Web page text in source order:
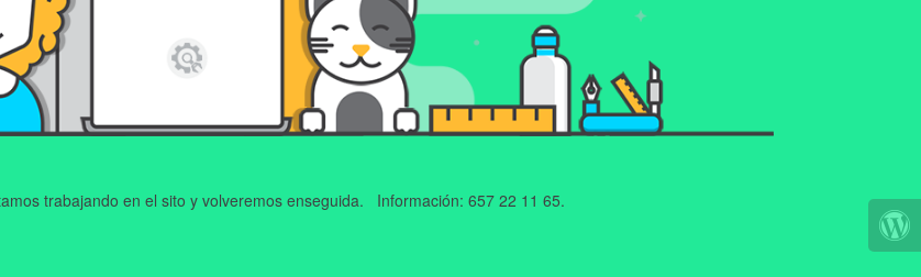
trabajando en el sito y volveremos enseguida. Información: 657 22 11 65.